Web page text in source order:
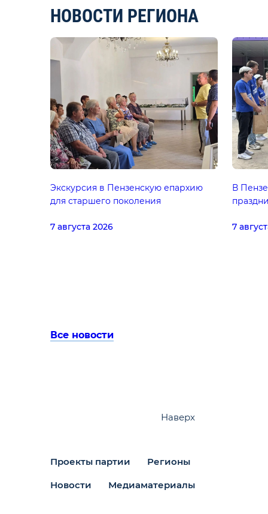
НОВОСТИ РЕГИОНА
Экскурсия в Пензенскую епархию
для старшего поколения
7 августа 2026
В
7
Все новости
Проекты партии Регионы
Новости Медиаматериалы
Наверх